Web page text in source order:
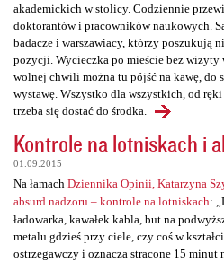
akademickich w stolicy. Codziennie
doktorantów i pracowników naukowych.
badacze i warszawiacy, którzy poszukują
pozycji. Wycieczka po mieście bez wizyty
wolnej chwili można tu pójść na kawę, do
wystawę. Wszystko dla wszystkich, od
trzeba się dostać do środka.
Kontrole na lotniskach i
01.09.2015
Na łamach Dziennika Opinii, Katarzyna
absurd nadzoru – kontrole na lotniskach:
ładowarka, kawałek kabla, but na
metalu gdzieś przy ciele, czy coś w
ostrzegawczy i oznacza stracone 15 minut